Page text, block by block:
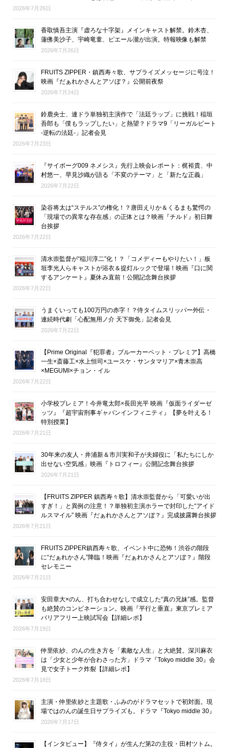
2026年7月26日
香取慎吾主演『虚ろな十字架』メインキャスト解禁。鈴木杏、
蓮佛美沙子、宇崎竜童、ピエール瀧が出演。特報映像も解禁
2026年7月26日
FRUITS ZIPPER・鎮西寿々歌、サプライズメッセージに号泣！
映画『だぁれかさんとアソぼ？』公開前夜祭
2026年7月24日
鈴鹿央士、連ドラ単独初主演作で「法廷ラップ」に挑戦！稲垣
吾郎も「僕もラップしたい」と熱望？ドラマ9「リーガルビート
-逆転の法廷-」記者会見
2026年7月23日
『サイボーグ009 ネメシス』先行上映会レポート：梶裕貴、中
村悠一、早見沙織が語る「不変のテーマ」と「新たな正義」
2026年7月22日
染谷将太は“ステルス”の権化！？唐田えりか＆くるまも驚愕の
「現場での異常な存在感」の正体とは？映画『チルド』初日舞
台挨拶
2026年7月22日
清水崇監督が“稲川淳二”化！？「コメディーもやりたい！」板
垣李光人らキャストが浴衣＆提灯ルックで登場！映画『口に関
するアンケート』夏休み直前！公開記念舞台挨拶
2026年7月22日
うまくいっても100万円の赤字！？侍タイムスリッパー外伝・
連続時代劇「心配無用ノ介 天下御免」記者会見
2026年7月22日
【Prime Original『犯罪者』ブルーカーペット・プレミア】高橋
一生×斎藤工×水上恒司×ユースケ・サンタマリア×青木崇高
×MEGUMI×チョン・イル
2026年7月22日
小学校プレミア！今井竜太郎×長田光平 映画『仮面ライダーゼ
ッツ』『超宇宙刑事ギャバンインフィニティ』【夢を叶える！
特別授業】
2026年7月21日
30年来の友人・井浦新＆市川実和子が夫婦役に「私たちにしか
出せない空気感」映画『トロフィー』公開記念舞台挨拶
2026年7月21日
【FRUITS ZIPPER 鎮西寿々歌】清水崇監督から「可愛いが出
すぎ！」と異例の注意！？単独初主演ホラーで封印した“アイド
ルスマイル” 映画『だぁれかさんとアソぼ？』完成披露舞台挨拶
2026年7月21日
FRUITS ZIPPER鎮西寿々歌、イベント中に恐怖！渋谷の階段
に“だぁれかさん”降臨！映画『だぁれかさんとアソぼ？』階段
セレモニー
2026年7月21日
安田章大×のん、打ち合わせなしで成立した“真の兄妹”感。監督
も絶賛のコンビネーション。映画『平行と垂直』東京プレミア
バリアフリー上映試写会【詳細レポ】
2026年7月19日
仲里依紗、のんの生き方を「素敵な人生」と大絶賛。深川麻衣
は「少女と少年が合わさった方」ドラマ『Tokyo middle 30』会
見で女子トーク炸裂【詳細レポ】
2026年7月18日
主演・仲里依紗と主題歌・ふみのがドラマセットで初対面。現
場ではのんの誕生日サプライズも。ドラマ『Tokyo middle 30』
2026年7月17日
【インタビュー】『侍タイ』が生んだ第2の主役・田村ツトム。